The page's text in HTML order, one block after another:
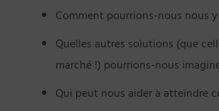
Comment pourrions-nous nous
Quelles autres solutions (que
marché !) pourrions-nous
Qui peut nous aider à atteindre